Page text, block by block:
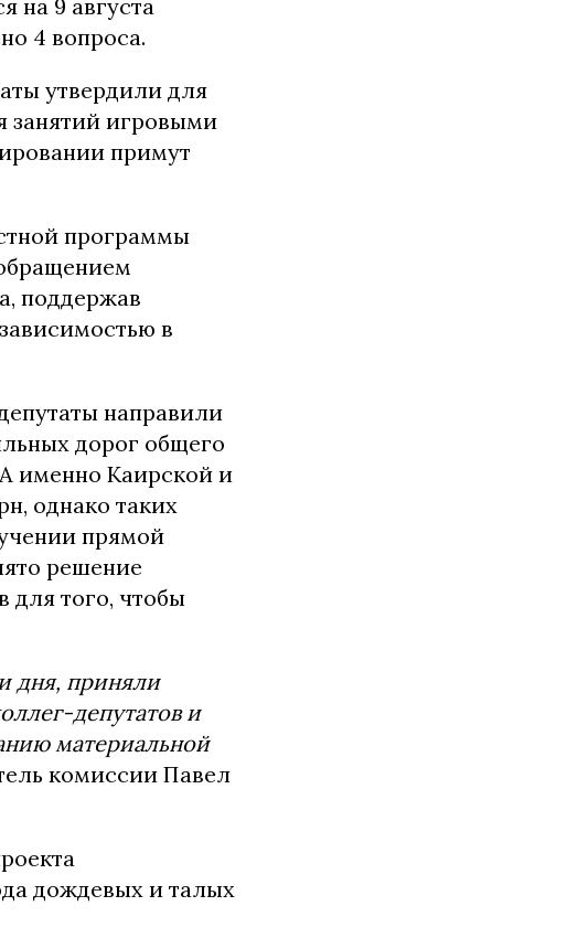
на 9 августа
4 вопроса.
утвердили для
занятий игровыми
примут
программы
поддержав
в
направили
дорог общего
А именно Каирской и
однако таких
прямой
решение
для того, чтобы
дня, приняли
депутатов и
материальной
комиссии Павел
дождевых и талых